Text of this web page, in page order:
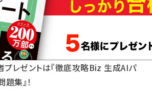
レゼントは『徹底攻略Biz 生成AIパ
集』！